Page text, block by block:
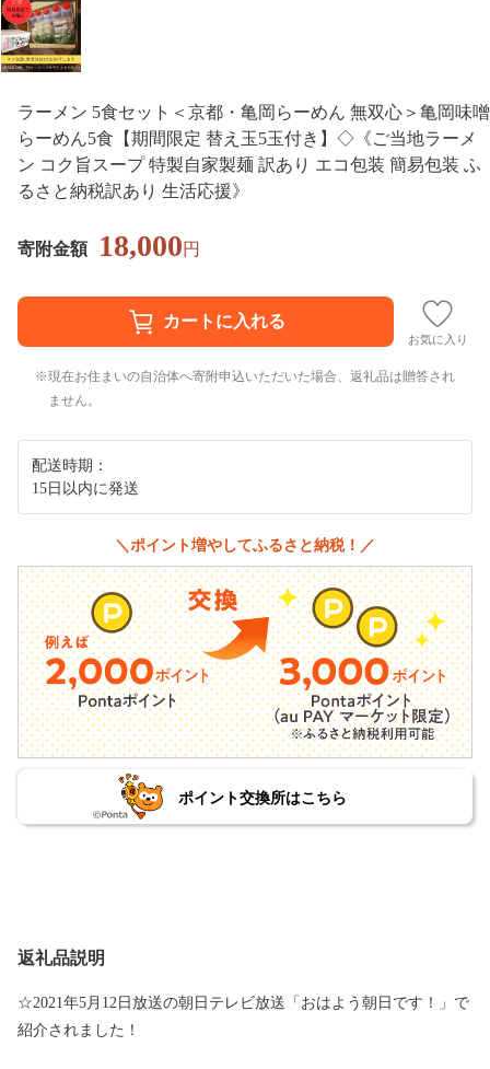
ラーメン 5食セット＜京都・亀岡らーめん 無双心＞亀岡味噌
らーめん5食【期間限定 替え玉5玉付き】◇《ご当地ラーメ
ン コク旨スープ 特製自家製麺 訳あり エコ包装 簡易包装 ふ
るさと納税訳あり 生活応援》
寄附金額 18,000円
お気に入り
現在お住まいの自治体へ寄附申込いただいた場合、返礼品は贈答され
ません。
配送時期：
15日以内に発送
＼ポイント増やしてふるさと納税！／
ポイント交換所はこちら
返礼品説明
☆2021年5月12日放送の朝日テレビ放送「おはよう朝日です！」で
紹介されました！